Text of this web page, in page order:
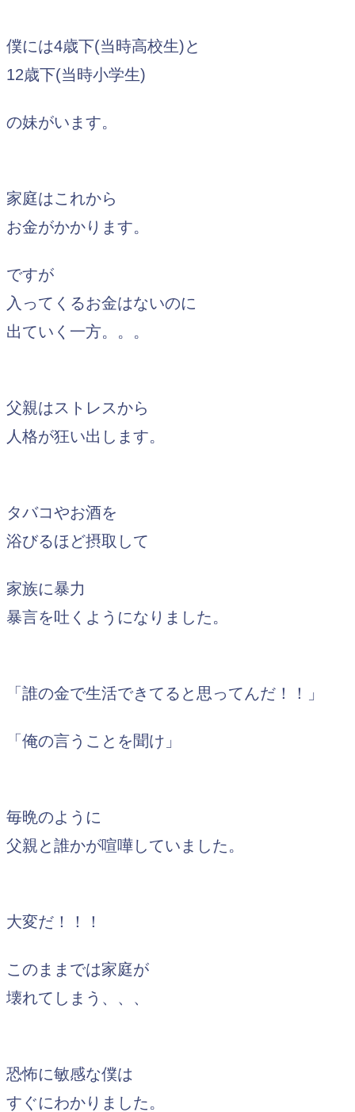
僕には4歳下(当時高校生)と
12歳下(当時小学生)
の妹がいます。
家庭はこれから
お金がかかります。
ですが
入ってくるお金はないのに
出ていく一方。。。
父親はストレスから
人格が狂い出します。
タバコやお酒を
浴びるほど摂取して
家族に暴力
暴言を吐くようになりました。
「誰の金で生活できてると思ってんだ！！」
「俺の言うことを聞け」
毎晩のように
父親と誰かが喧嘩していました。
大変だ！！！
このままでは家庭が
壊れてしまう、、、
恐怖に敏感な僕は
すぐにわかりました。